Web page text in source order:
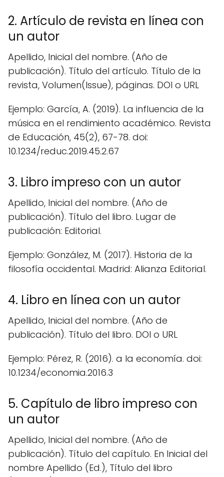
2. Artículo de revista en línea con
un autor
Apellido, Inicial del nombre. (Año de
publicación). Título del artículo. Título de la
revista, Volumen(Issue), páginas. DOI o URL
Ejemplo: García, A. (2019). La influencia de la
música en el rendimiento académico. Revista
de Educación, 45(2), 67-78. doi:
10.1234/reduc.2019.45.2.67
3. Libro impreso con un autor
Apellido, Inicial del nombre. (Año de
publicación). Título del libro. Lugar de
publicación: Editorial.
Ejemplo: González, M. (2017). Historia de la
filosofía occidental. Madrid: Alianza Editorial.
4. Libro en línea con un autor
Apellido, Inicial del nombre. (Año de
publicación). Título del libro. DOI o URL
Ejemplo: Pérez, R. (2016). a la economía. doi:
10.1234/economia.2016.3
5. Capítulo de libro impreso con
un autor
Apellido, Inicial del nombre. (Año de
publicación). Título del capítulo. En Inicial del
nombre Apellido (Ed.), Título del libro